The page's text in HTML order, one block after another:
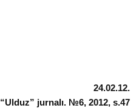
24.02.12.
“Ulduz” jurnalı. №6, 2012, s.47